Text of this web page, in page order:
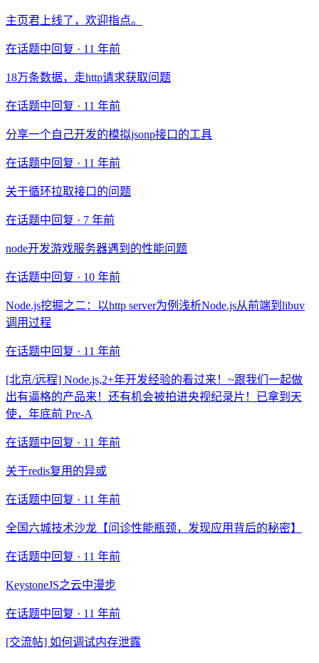
主页君上线了，欢迎指点。
在话题中回复 · 11 年前
18万条数据，走http请求获取问题
在话题中回复 · 11 年前
分享一个自己开发的模拟jsonp接口的工具
在话题中回复 · 11 年前
关于循环拉取接口的问题
在话题中回复 · 7 年前
node开发游戏服务器遇到的性能问题
在话题中回复 · 10 年前
Node.js挖掘之二：以http server为例浅析Node.js从前端到libuv
调用过程
在话题中回复 · 11 年前
[北京/远程] Node.js,2+年开发经验的看过来！~跟我们一起做
出有逼格的产品来！还有机会被拍进央视纪录片！已拿到天
使，年底前 Pre-A
在话题中回复 · 11 年前
关于redis复用的异或
在话题中回复 · 11 年前
全国六城技术沙龙【问诊性能瓶颈，发现应用背后的秘密】
在话题中回复 · 11 年前
KeystoneJS之云中漫步
在话题中回复 · 11 年前
[交流帖] 如何调试内存泄露